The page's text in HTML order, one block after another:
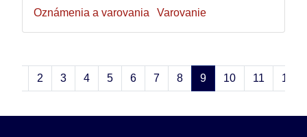
Oznámenia a varovania
Varovanie
2 3 4 5 6 7 8 9 10 11 12